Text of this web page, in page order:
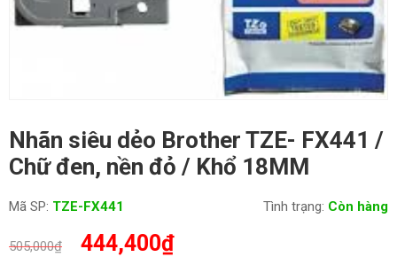
Nhãn siêu dẻo Brother TZE- FX441 /
Chữ đen, nền đỏ / Khổ 18MM
Mã SP: TZE-FX441 Tình trạng: Còn hàng
505,000₫ Giá
444,400₫Giá